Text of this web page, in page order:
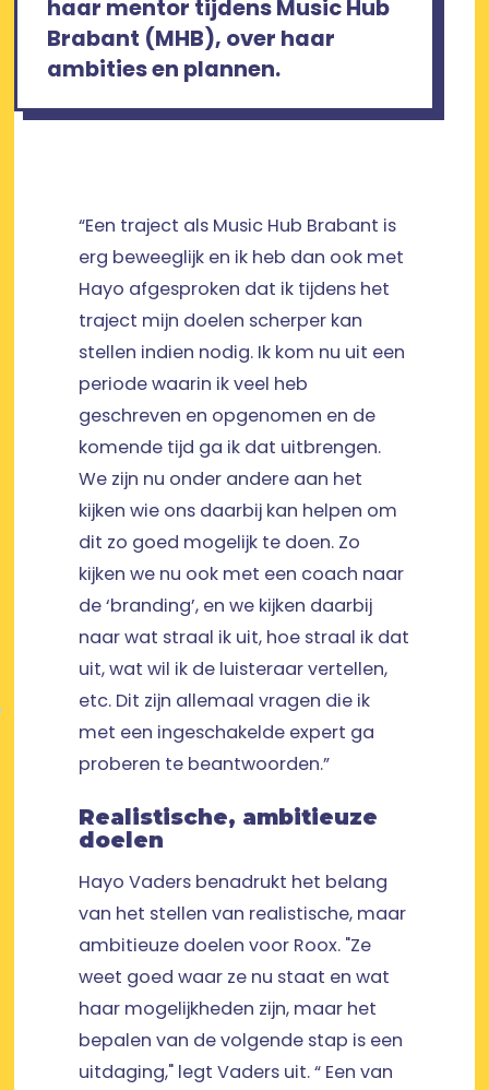
haar mentor tijdens Music Hub
Brabant (MHB), over haar
ambities en plannen.
“Een traject als Music Hub Brabant is
erg beweeglijk en ik heb dan ook met
Hayo afgesproken dat ik tijdens het
traject mijn doelen scherper kan
stellen indien nodig. Ik kom nu uit een
periode waarin ik veel heb
geschreven en opgenomen en de
komende tijd ga ik dat uitbrengen.
We zijn nu onder andere aan het
kijken wie ons daarbij kan helpen om
dit zo goed mogelijk te doen. Zo
kijken we nu ook met een coach naar
de ‘branding’, en we kijken daarbij
naar wat straal ik uit, hoe straal ik dat
uit, wat wil ik de luisteraar vertellen,
etc. Dit zijn allemaal vragen die ik
met een ingeschakelde expert ga
proberen te beantwoorden.”
Realistische, ambitieuze
doelen
Hayo Vaders benadrukt het belang
van het stellen van realistische, maar
ambitieuze doelen voor Roox. "Ze
weet goed waar ze nu staat en wat
haar mogelijkheden zijn, maar het
bepalen van de volgende stap is een
uitdaging," legt Vaders uit. “ Een van